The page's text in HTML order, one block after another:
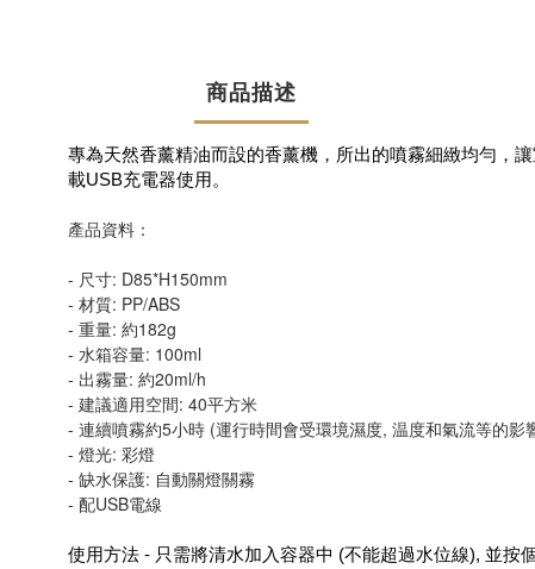
商品描述
專為天然香薰精油而設的香薰機，所出的噴霧細緻均勻，
載USB充電器使用。
產品資料：
- 尺寸: D85*H150mm
- 材質: PP/ABS
- 重量: 約182g
- 水箱容量: 100ml
- 出霧量: 約20ml/h
- 建議適用空間: 40平方米
- 連續噴霧約5小時 (運行時間會受環境濕度, 温度和氣流等的影
- 燈光: 彩燈
- 缺水保護: 自動關燈關霧
- 配USB電線
使用方法 - 只需將清水加入容器中 (不能超過水位線), 並按